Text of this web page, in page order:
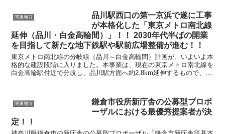
関東地方
品川駅西口の第一京浜で遂に工事
が本格化した「東京メトロ南北線
延伸（品川・白金高輪間）」！！ 2030年代半ばの開業
を目指して新たな地下鉄駅や駅前広場整備が進む！！
東京メトロ南北線の分岐線（品川～白金高輪間）計画が、いよいよ本
格的な建設段階に入りました。本事業は、現在の東京メトロ南北線を
白金高輪駅付近で分岐し、品川駅方面へ約2.8km延伸するもので、う
関東地方
鎌倉市役所新庁舎の公募型プロポ
ーザルにおける最優秀提案者が決
定！！